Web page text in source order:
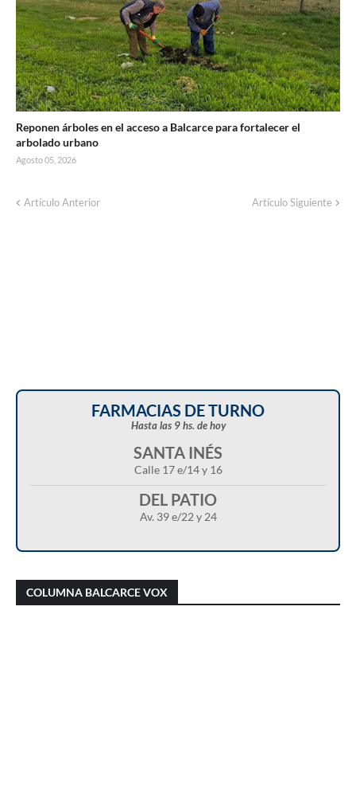
Reponen árboles en el acceso a Balcarce para fortalecer el
arbolado urbano
Agosto 05, 2026
Artículo Anterior Artículo Siguiente
FARMACIAS DE TURNO
Hasta las 9 hs. de hoy
SANTA INÉS
Calle 17 e/14 y 16
DEL PATIO
Av. 39 e/22 y 24
COLUMNA BALCARCE VOX
que se conozca la carga horaria de cada
médico/a municipal
cuestionó el proyecto de reforma de la Ley de
Tierras y advirtió sobre una “entrega total”